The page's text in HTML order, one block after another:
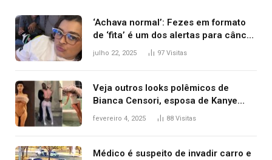
‘Achava normal’: Fezes em formato
de ‘fita’ é um dos alertas para câncer
colorretal; relembre fala de Preta Gil
julho 22, 2025 97 Visitas
Veja outros looks polêmicos de
Bianca Censori, esposa de Kanye
West que apareceu nua no Grammy
fevereiro 4, 2025 88 Visitas
Médico é suspeito de invadir carro e